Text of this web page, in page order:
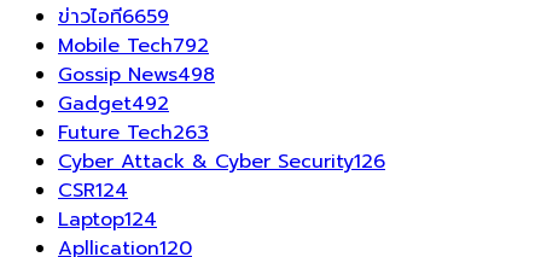
ข่าวไอที6659
Mobile Tech792
Gossip News498
Gadget492
Future Tech263
Cyber Attack & Cyber Security126
CSR124
Laptop124
Apllication120